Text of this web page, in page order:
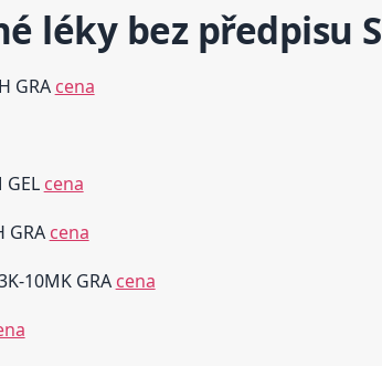
léky bez předpisu S
GRA cena
GEL cena
GRA cena
10MK GRA cena